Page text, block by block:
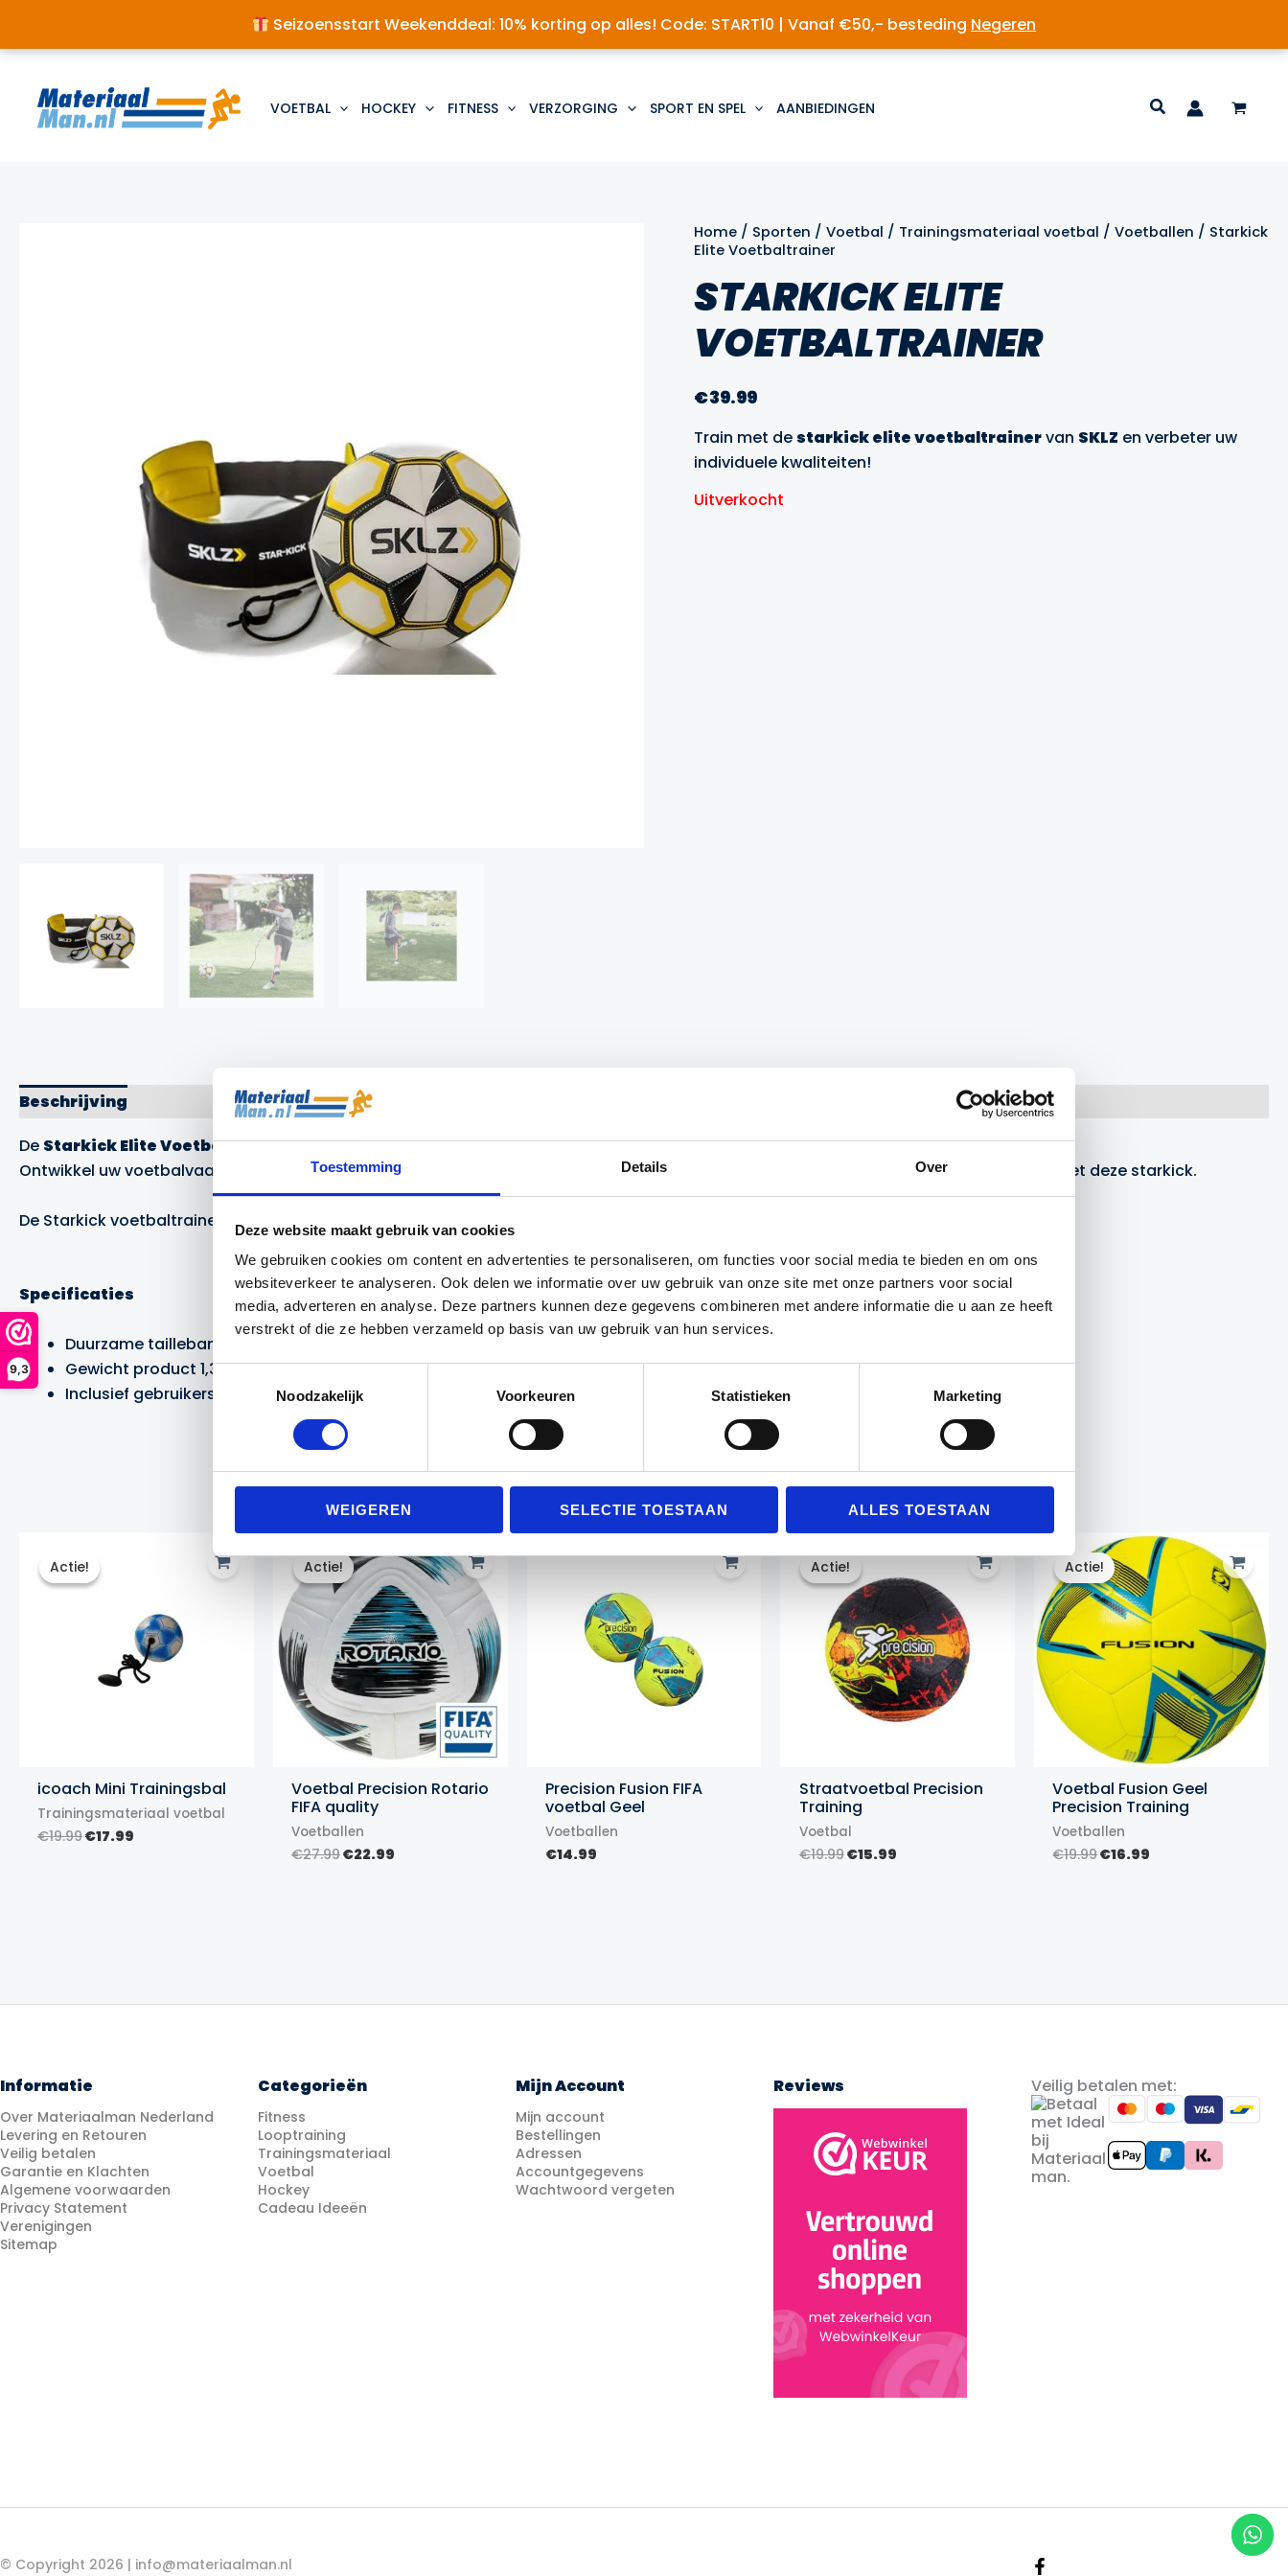
9,3
Toestemming Details Over
Deze website maakt gebruik van cookies
We gebruiken cookies om content en advertenties te personaliseren, om functies voor social media te bieden en om ons
websiteverkeer te analyseren. Ook delen we informatie over uw gebruik van onze site met onze partners voor social
media, adverteren en analyse. Deze partners kunnen deze gegevens combineren met andere informatie die u aan ze heeft
verstrekt of die ze hebben verzameld op basis van uw gebruik van hun services.
Toestemmingsselectie
Noodzakelijk
Voorkeuren Statistieken Marketing
WEIGEREN SELECTIE TOESTAAN ALLES TOESTAAN
Seizoensstart Weekenddeal: 10% korting op alles! Code: START10 | Vanaf €50,- besteding Negeren
inhoud
VOETBAL HOCKEY FITNESS VERZORGING SPORT EN SPEL AANBIEDINGEN
Home / Sporten /Voetbal / Trainingsmateriaal voetbal /Voetballen / Starkick
Elite Voetbaltrainer
STARKICK ELITE
VOETBALTRAINER
€39.99
Train met destarkick elite voetbaltrainervan SKLZ en verbeter uw
individuele kwaliteiten!
Uitverkocht
Beschrijving
De Starkick Elite VoetbaltrainervanSKLZis de voetbaltrainer voor iedere voetballer.
Ontwikkel uw voetbalvaardigheden overal en schiet de bal zo hard als u wilt. Train het hooghouden, aannemen, passen en balgevoel met deze starkick.
De Starkick voetbaltrainer bestaat uit een heupband, elastieken koord met een rek tot circa 5 meter en een bal.
Specificaties
Duurzame tailleband (verstelbaar)
Gewicht product 1,35 kg
Inclusief gebruikershandleiding
Gerelateerde producten
Actie!
Actie!
icoach Mini Trainingsbal
Trainingsmateriaal voetbal
€19.99Oorspronkelijke
€17.99
Actie!
Actie!
Voetbal Precision Rotario
FIFA quality
Voetballen
€27.99Oorspronkelijke
€22.99Huidige
Precision Fusion FIFA
voetbal Geel
Voetballen
€14.99
Actie!
Actie!
Straatvoetbal Precision
Training
Voetbal
€19.99Oorspronkelijke
€15.99Huidige
Actie!
Actie!
Voetbal Fusion Geel
Precision Training
Voetballen
€19.99Oorspronkelijke
€16.99
Informatie
Over Materiaalman Nederland
Levering en Retouren
Veilig betalen
Garantie en Klachten
Algemene voorwaarden
Privacy Statement
Verenigingen
Sitemap
Categorieën
Fitness
Looptraining
Trainingsmateriaal
Voetbal
Hockey
Cadeau Ideeën
Mijn Account
Mijn account
Bestellingen
Adressen
Accountgegevens
Wachtwoord vergeten
Reviews Veilig betalen met:
© Copyright 2026 | info@materiaalman.nl